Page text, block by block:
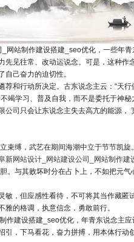
网站制作建设搭建_seo优化，一些年青
先见往常、改动运说念。可是，这种作
己奋力的迫切性。
荐和行动所决定。古东说念主云：“天行
竭学习、普及自我，而不是委托于神秘
公司 只会让东说念主失去高亢的能源，
束缚，武艺在期间海潮中立于节节凯旋
新网站设计_网站建设公司_网站制作建
。与其败坏时分在占卜上，不如把元气
敏，但应感性看待，不可将其当作藏匿
的格调，执意信念，勇敢前行。
作建设搭建_seo优化，年青东说念主应
引，下马看花，奋力拼搏，用本体行动